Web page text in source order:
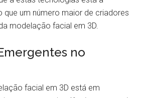
que um número maior de criadores
modelação facial em 3D.
no
facial em 3D está em